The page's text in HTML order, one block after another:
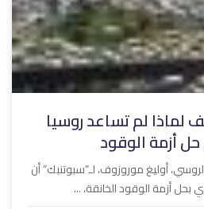
لماذا لم تساعد روسيا
أزمة الوقود
أوليغ موروزوف، لـ”سبوتنبك” أن
بحل أزمة الوقود الخانقة، ...